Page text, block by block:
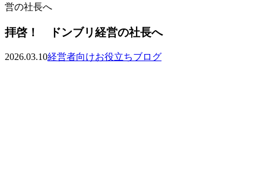
営の社長へ
拝啓！ ドンブリ経営の社長へ
2026.03.10経営者向けお役立ちブログ